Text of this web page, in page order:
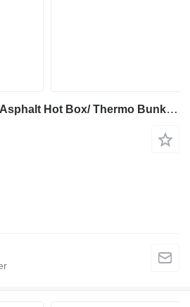
TICAB Manufacturer/ Asphalt Hot Box/ Thermo Bunker/ Hot Mix Transporte